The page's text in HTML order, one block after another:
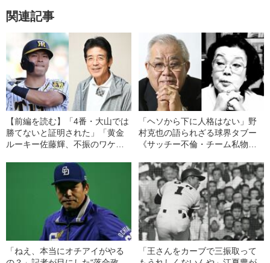
関連記事
【前編を読む】「4番・大山では
勝てないと証明された」「黄金
ルーキー佐藤輝、不振のワケ」
神タイガース「失敗の本質」
「ヘソから下に人格はない」野
村克也の語られざる球界タブー
《サッチー不倫・チーム私物
「ねえ、本当にオチアイがやる
「王さんをカーブで三振取って